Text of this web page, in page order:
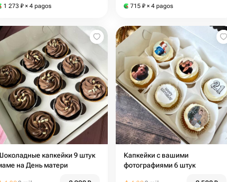
1 273 ₽ × 4 pagos 715 ₽ × 4 pagos
капкейки 9 штук
на День матери
Капкейки с вашими
фотографиями 6 штук